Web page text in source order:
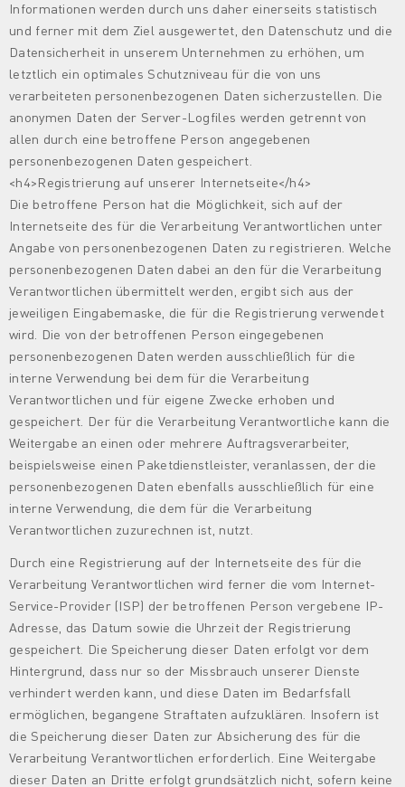
Informationen werden durch uns daher einerseits statistisch
und ferner mit dem Ziel ausgewertet, den Datenschutz und die
Datensicherheit in unserem Unternehmen zu erhöhen, um
letztlich ein optimales Schutzniveau für die von uns
verarbeiteten personenbezogenen Daten sicherzustellen. Die
anonymen Daten der Server-Logfiles werden getrennt von
allen durch eine betroffene Person angegebenen
personenbezogenen Daten gespeichert.
<h4>Registrierung auf unserer Internetseite</h4>
Die betroffene Person hat die Möglichkeit, sich auf der
Internetseite des für die Verarbeitung Verantwortlichen unter
Angabe von personenbezogenen Daten zu registrieren. Welche
personenbezogenen Daten dabei an den für die Verarbeitung
Verantwortlichen übermittelt werden, ergibt sich aus der
jeweiligen Eingabemaske, die für die Registrierung verwendet
wird. Die von der betroffenen Person eingegebenen
personenbezogenen Daten werden ausschließlich für die
interne Verwendung bei dem für die Verarbeitung
Verantwortlichen und für eigene Zwecke erhoben und
gespeichert. Der für die Verarbeitung Verantwortliche kann die
Weitergabe an einen oder mehrere Auftragsverarbeiter,
beispielsweise einen Paketdienstleister, veranlassen, der die
personenbezogenen Daten ebenfalls ausschließlich für eine
interne Verwendung, die dem für die Verarbeitung
Verantwortlichen zuzurechnen ist, nutzt.
Durch eine Registrierung auf der Internetseite des für die
Verarbeitung Verantwortlichen wird ferner die vom Internet-
Service-Provider (ISP) der betroffenen Person vergebene IP-
Adresse, das Datum sowie die Uhrzeit der Registrierung
gespeichert. Die Speicherung dieser Daten erfolgt vor dem
Hintergrund, dass nur so der Missbrauch unserer Dienste
verhindert werden kann, und diese Daten im Bedarfsfall
ermöglichen, begangene Straftaten aufzuklären. Insofern ist
die Speicherung dieser Daten zur Absicherung des für die
Verarbeitung Verantwortlichen erforderlich. Eine Weitergabe
dieser Daten an Dritte erfolgt grundsätzlich nicht, sofern keine